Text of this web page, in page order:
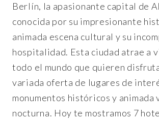
Berlín, la apasionante capital de
conocida por su impresionante
animada escena cultural y su
hospitalidad. Esta ciudad atrae a
todo el mundo que quieren
variada oferta de lugares de
monumentos históricos y animada
nocturna. Hoy te mostramos 7